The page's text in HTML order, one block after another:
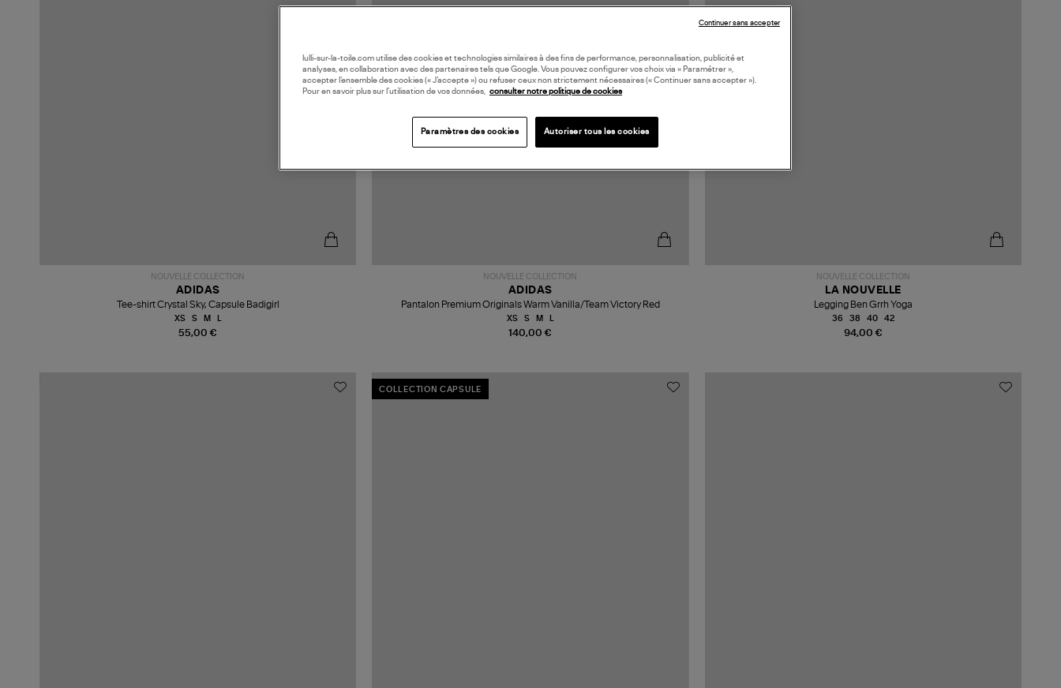
NOUVELLE COLLECTION
55,00 €
ADIDAS
Tee-shirt Crystal Sky, Capsule Badigirl
XS S M L
NOUVELLE COLLECTION
140,00 €
ADIDAS
Pantalon Premium Originals Warm Vanilla/Team Victory Red
XS S M L
NOUVELLE COLLECTION
94,00 €
LA NOUVELLE
Legging Ben Grrh Yoga
36 38 40 42
COLLECTION CAPSULE
lulli-sur-la-toile.com utilise des cookies et technologies similaires à des fins de performance, personnalisation, publicité et
analyses, en collaboration avec des partenaires tels que Google. Vous pouvez configurer vos choix via « Paramétrer »,
accepter l’ensemble des cookies (« J’accepte ») ou refuser ceux non strictement nécessaires (« Continuer sans accepter »).
Pour en savoir plus sur l’utilisation de vos données, consulter notre politique de cookies
Paramètres des cookies Autoriser tous les cookies
Continuer sans accepter